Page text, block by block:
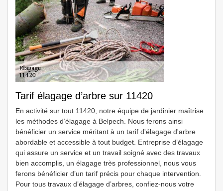
Tarif élagage d’arbre sur 11420
En activité sur tout 11420, notre équipe de jardinier maîtrise
les méthodes d’élagage à Belpech. Nous ferons ainsi
bénéficier un service méritant à un tarif d'élagage d'arbre
abordable et accessible à tout budget. Entreprise d’élagage
qui assure un service et un travail soigné avec des travaux
bien accomplis, un élagage très professionnel, nous vous
ferons bénéficier d’un tarif précis pour chaque intervention.
Pour tous travaux d’élagage d’arbres, confiez-nous votre